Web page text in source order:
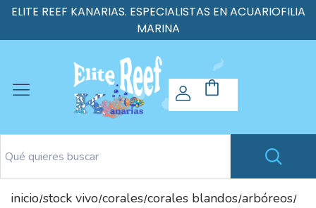
ELITE REEF KANARIAS. ESPECIALISTAS EN ACUARIOFILIA
MARINA
inicio/stock vivo/corales/corales blandos/arbóreos/